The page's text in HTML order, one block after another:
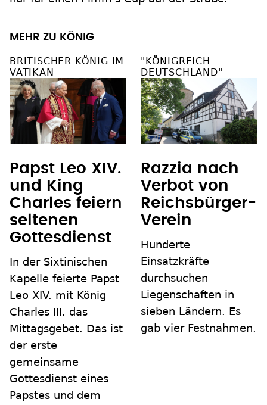
MEHR ZU KÖNIG
BRITISCHER KÖNIG IM
VATIKAN
Papst Leo XIV.
und King
Charles feiern
seltenen
Gottesdienst
In der Sixtinischen
Kapelle feierte Papst
Leo XIV. mit König
Charles III. das
Mittagsgebet. Das ist
der erste
gemeinsame
Gottesdienst eines
Papstes und dem
"KÖNIGREICH
DEUTSCHLAND"
Razzia nach
Verbot von
Reichsbürger-
Verein
Hunderte
Einsatzkräfte
durchsuchen
Liegenschaften in
sieben Ländern. Es
gab vier Festnahmen.